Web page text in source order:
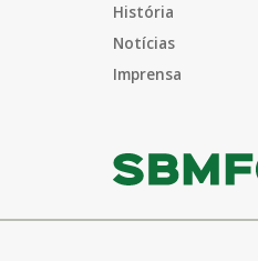
História
Notícias
Imprensa